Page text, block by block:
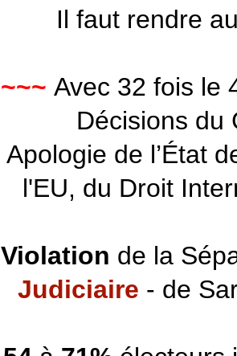
Il faut rendre au
~~~ Avec 32 fois le
Décisions du
Apologie de l’État
l'EU, du Droit
Violation de la
Judiciaire - de